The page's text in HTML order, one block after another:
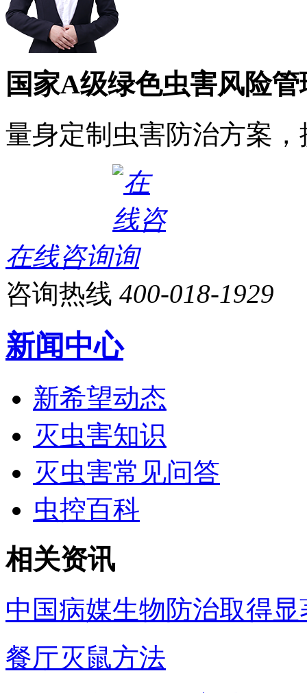
国家A级绿色虫害风险
量身定制虫害防治方案
在线咨询
咨询热线 400-018-1929
新闻中心
新希望动态
灭虫害知识
灭虫害常见问答
虫控百科
相关资讯
中国病媒生物防治取得显
餐厅灭鼠方法